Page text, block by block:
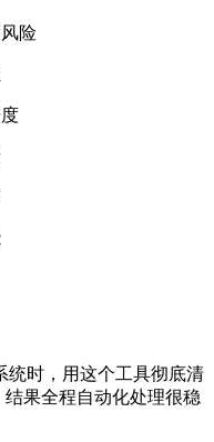
险
统时，用这个工具彻底清
结果全程自动化处理很稳